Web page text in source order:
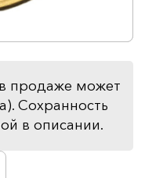
продаже может
Сохранность
в описании.